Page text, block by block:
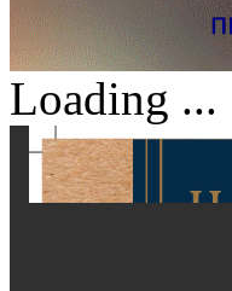
Loading ...